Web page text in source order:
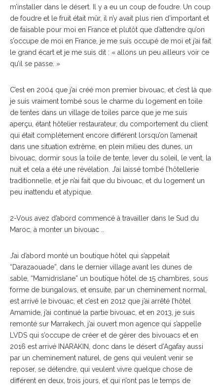
m’installer dans le désert. Il y a eu un coup de foudre. Un coup
de foudre et le fruit était mûr, il n’y avait plus rien d’important et
de faisable pour moi en France et plutôt que d’attendre qu’on
s’occupe de moi en France, je me suis occupé de moi et j’ai fait
le grand écart et je me suis dit : « allons un peu ailleurs voir ce
qu’il se passe. »
C’est en 2004 que j’ai créé mon premier bivouac, et c’est là que
je suis vraiment tombé sous le charme du logement en toile
de tentes dans un village de toiles parce que je me suis
aperçu, étant hôtelier restaurateur, du comportement du client
qui était complètement encore différent lorsqu’on l’amenait
dans une situation extrême, en plein milieu des dunes, un
bivouac, dormir sous la toile de tente, lever du soleil, le vent, la
nuit et cela a été une révélation. J’ai laissé tombé l’hôtellerie
traditionnelle, et je n’ai fait que du bivouac, et du logement un
peu inattendu et atypique.
2-Vous avez d’abord commencé à travailler dans le Sud du
Maroc, à monter un bivouac ..
J’ai d’abord monté un boutique hôtel qui s’appelait
“Darazaouade”, dans le dernier village avant les dunes de
sable, “Mamidrislane” un boutique hôtel de 15 chambres, sous
forme de bungalows, et ensuite, par un cheminement normal,
est arrivé le bivouac, et c’est en 2012 que j’ai arrêté l’hôtel
Amamide, j’ai continué la partie bivouac, et en 2013, je suis
remonté sur Marrakech, j’ai ouvert mon agence qui s’appelle
LVDS qui s’occupe de créer et de gérer des bivouacs et en
2016 est arrivé INARAKIN, donc dans le désert d’Agafay aussi
par un cheminement naturel, de gens qui veulent venir se
reposer, se détendre, qui veulent vivre quelque chose de
différent en deux, trois jours, et qui n’ont pas le temps de